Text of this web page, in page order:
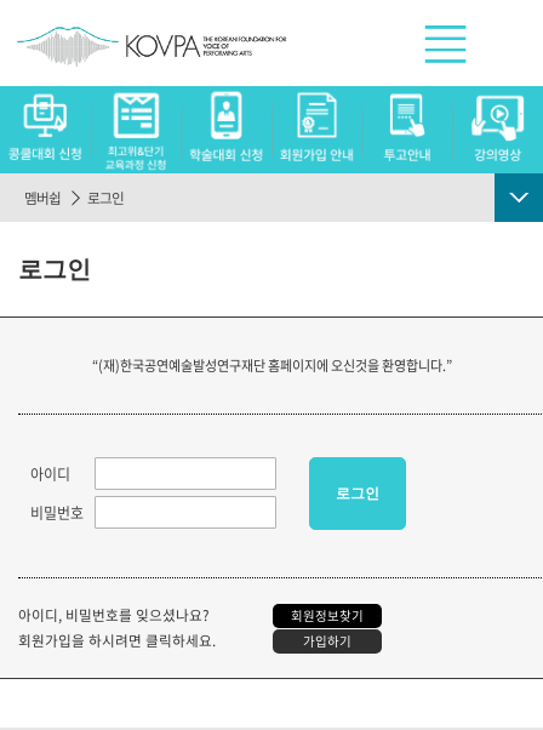
멤버쉽 로그인
로그인
“(재)한국공연예술발성연구재단 홈페이지에 오신것을 환영합니다.”
아이디
비밀번호
로그인
아이디, 비밀번호를 잊으셨나요? 회원정보찾기
회원가입을 하시려면 클릭하세요. 가입하기